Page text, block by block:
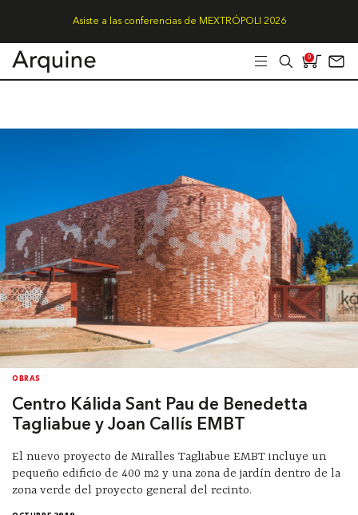
Asiste a las conferencias de MEXTRÓPOLI 2026
0
OBRAS
Centro Kálida Sant Pau de Benedetta
Tagliabue y Joan Callís EMBT
El nuevo proyecto de Miralles Tagliabue EMBT incluye un
pequeño edificio de 400 m2 y una zona de jardín dentro de la
zona verde del proyecto general del recinto.